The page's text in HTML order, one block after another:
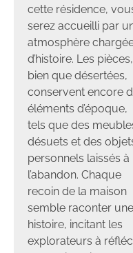
cette résidence,
serez accueilli par
atmosphère
d’histoire. Les pièces,
bien que désertées,
conservent encore
éléments d’époque,
tels que des
désuets et des
personnels laissés à
l’abandon. Chaque
recoin de la maison
semble raconter une
histoire, incitant les
explorateurs à